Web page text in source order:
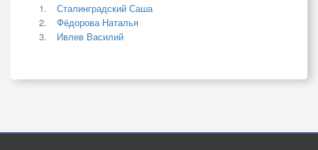
Сталинградский Саша
Фёдорова Наталья
Ивлев Василий